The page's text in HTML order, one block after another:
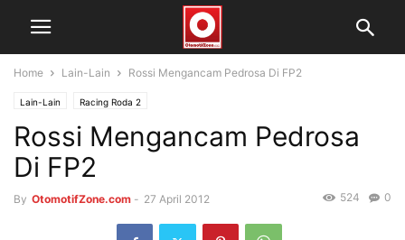
Home Lain-Lain Rossi Mengancam Pedrosa Di FP2
Lain-Lain Racing Roda 2
Rossi Mengancam Pedrosa
Di FP2
By OtomotifZone.com - 27 April 2012 0
524